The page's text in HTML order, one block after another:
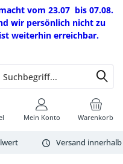
vom 23.07 bis 07.08.
wir persönlich nicht zu
weiterhin erreichbar.
Versand
Warenkorb
Mein Konto